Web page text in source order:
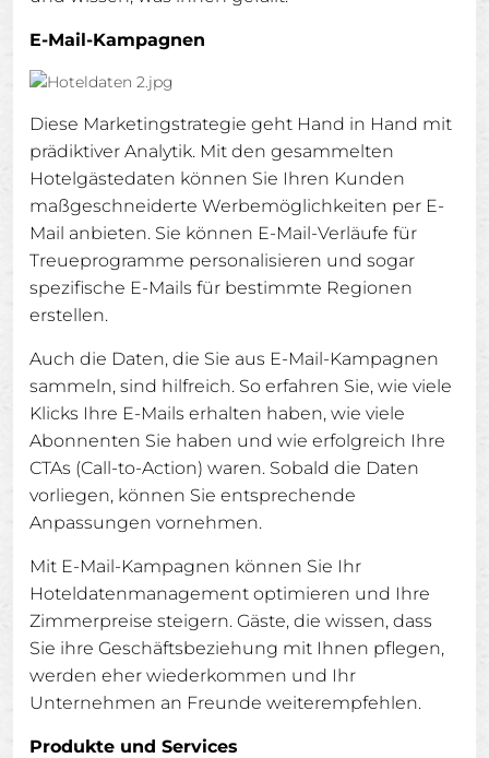
E-Mail-Kampagnen
Diese Marketingstrategie geht Hand in Hand mit
prädiktiver Analytik. Mit den gesammelten
Hotelgästedaten können Sie Ihren Kunden
maßgeschneiderte Werbemöglichkeiten per E-
Mail anbieten. Sie können E-Mail-Verläufe für
Treueprogramme personalisieren und sogar
spezifische E-Mails für bestimmte Regionen
erstellen.
Auch die Daten, die Sie aus E-Mail-Kampagnen
sammeln, sind hilfreich. So erfahren Sie, wie viele
Klicks Ihre E-Mails erhalten haben, wie viele
Abonnenten Sie haben und wie erfolgreich Ihre
CTAs (Call-to-Action) waren. Sobald die Daten
vorliegen, können Sie entsprechende
Anpassungen vornehmen.
Mit E-Mail-Kampagnen können Sie Ihr
Hoteldatenmanagement optimieren und Ihre
Zimmerpreise steigern. Gäste, die wissen, dass
Sie ihre Geschäftsbeziehung mit Ihnen pflegen,
werden eher wiederkommen und Ihr
Unternehmen an Freunde weiterempfehlen.
Produkte und Services